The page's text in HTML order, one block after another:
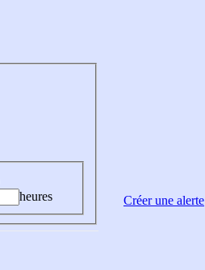
heures
Créer une alerte